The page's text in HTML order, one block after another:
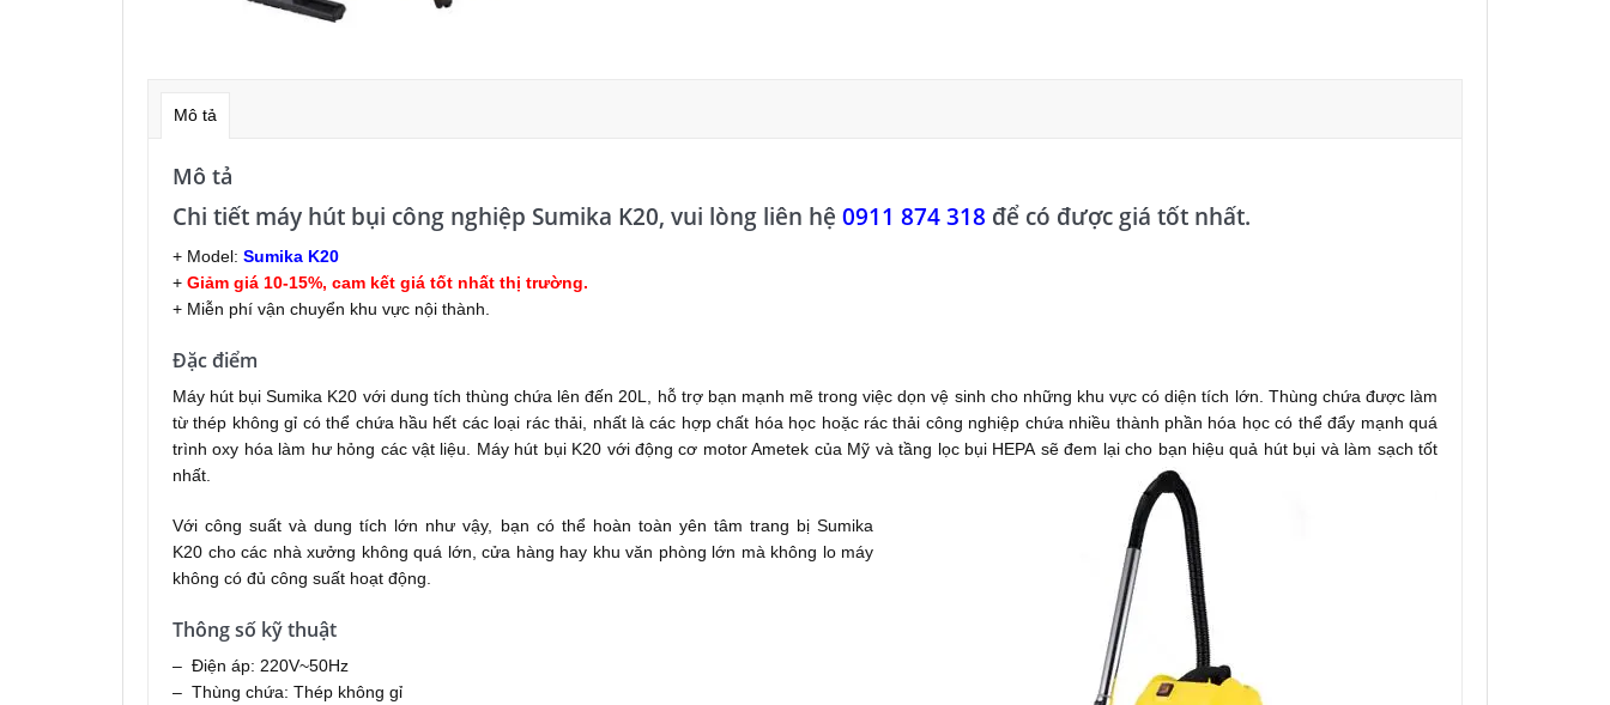
Mô tả
Mô tả
Chi tiết máy hút bụi công nghiệp Sumika K20, vui lòng liên hệ 0911 874 318 để có được giá tốt nhất.
+ Model: Sumika K20
+ Giảm giá 10-15%, cam kết giá tốt nhất thị trường.
+ Miễn phí vận chuyển khu vực nội thành.
Đặc điểm
Máy hút bụi Sumika K20 với dung tích thùng chứa lên đến 20L, hỗ trợ bạn mạnh mẽ trong việc dọn vệ sinh cho những khu vực có diện tích lớn. Thùng chứa được làm
từ thép không gỉ có thể chứa hầu hết các loại rác thải, nhất là các hợp chất hóa học hoặc rác thải công nghiệp chứa nhiều thành phần hóa học có thể đẩy mạnh quá
trình oxy hóa làm hư hỏng các vật liệu. Máy hút bụi K20 với động cơ motor Ametek của Mỹ và tầng lọc bụi HEPA sẽ đem lại cho bạn hiệu quả hút bụi và làm sạch tốt
nhất.
Với công suất và dung tích lớn như vậy, bạn có thể hoàn toàn yên tâm trang bị Sumika
K20 cho các nhà xưởng không quá lớn, cửa hàng hay khu văn phòng lớn mà không lo máy
không có đủ công suất hoạt động.
Thông số kỹ thuật
– Điện áp: 220V~50Hz
– Thùng chứa: Thép không gỉ